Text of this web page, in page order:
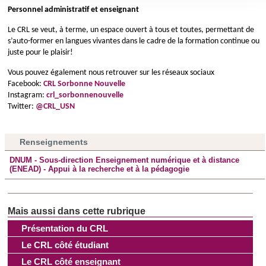
consentement à tout moment à partir de la déclaration sur
les cookies.
Les cookies nous permettent de personnaliser le contenu
et les annonces, d'offrir des fonctionnalités relatives aux
médias sociaux et d'analyser notre trafic. Nous
partageons également des informations sur l'utilisation de
d'autres informations que vous leur avez fournies ou qu'ils
ont collectées lors de votre utilisation de leurs services.
Présentation du CRL
Le CRL côté étudiant
Le CRL côté enseignant
Personnel administratif et enseignant
Le CRL se veut, à terme, un espace ouvert à tous et toutes, permettant de
s’auto-former en langues vivantes dans le cadre de la formation continue ou
juste pour le plaisir!
Vous pouvez également nous retrouver sur les réseaux sociaux
Facebook: CRL Sorbonne Nouvelle
Instagram: crl_sorbonnenouvelle
Twitter: @CRL_USN
Renseignements
DNUM - Sous-direction Enseignement numérique et à distance
(ENEAD) - Appui à la recherche et à la pédagogie